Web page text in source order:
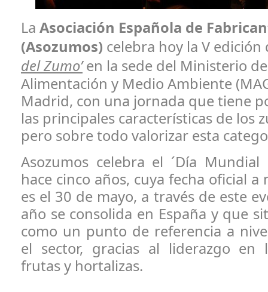
La Asociación Española de
(Asozumos) celebra hoy la V
del Zumo’en la sede del Ministerio
Alimentación y Medio Ambiente
Madrid, con una jornada que tiene
las principales características de los
pero sobre todo valorizar esta
Asozumos celebra el ´Día Mundial
hace cinco años, cuya fecha oficial
es el 30 de mayo, a través de este
año se consolida en España y que
como un punto de referencia a
el sector, gracias al liderazgo en
frutas y hortalizas.